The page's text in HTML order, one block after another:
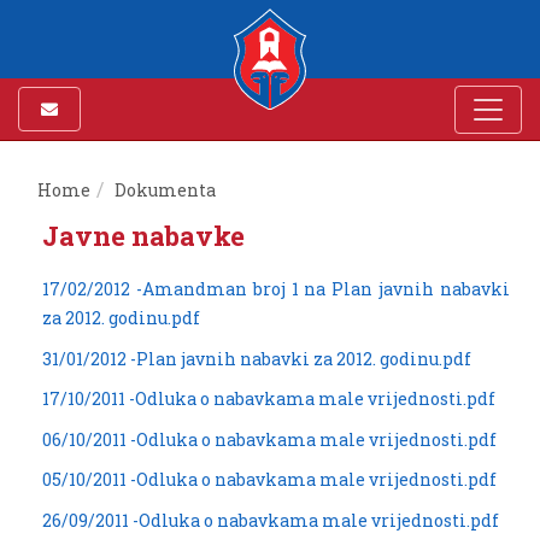
Home Dokumenta
Javne nabavke
17/02/2012 -Amandman broj 1 na Plan javnih nabavki
za 2012. godinu.pdf
31/01/2012 -Plan javnih nabavki za 2012. godinu.pdf
17/10/2011 -Odluka o nabavkama male vrijednosti.pdf
06/10/2011 -Odluka o nabavkama male vrijednosti.pdf
05/10/2011 -Odluka o nabavkama male vrijednosti.pdf
26/09/2011 -Odluka o nabavkama male vrijednosti.pdf